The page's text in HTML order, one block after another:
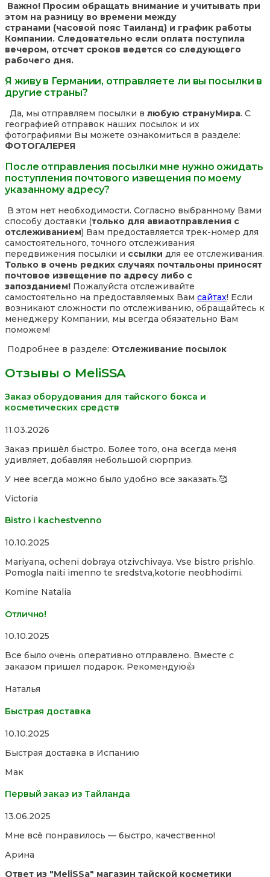
Важно! Просим обращать внимание и учитывать при
этом на разницу во времени между
странами (часовой пояс Таиланд) и график работы
Компании. Следовательно если оплата поступила
вечером, отсчет сроков ведется со следующего
рабочего дня.
Я живу в Германии, отправляете ли вы посылки в
другие страны?
Да, мы отправляем посылки в любую странуМира. С
географией отправок наших посылок и их
фотографиями Вы можете ознакомиться в разделе:
ФОТОГАЛЕРЕЯ
После отправления посылки мне нужно ожидать
поступления почтового извещения по моему
указанному адресу?
В этом нет необходимости. Согласно выбранному Вами
способу доставки (только для авиаотправления с
отслеживанием) Вам предоставляется трек-номер для
самостоятельного, точного отслеживания
передвижения посылки и ссылки для ее отслеживания.
Только в очень редких случаях почтальоны приносят
почтовое извещение по адресу либо с
запозданием! Пожалуйста отслеживайте
самостоятельно на предоставляемых Вам сайтах! Если
возникают сложности по отслеживанию, обращайтесь к
менеджеру Компании, мы всегда обязательно Вам
поможем!
Подробнее в разделе: Отслеживание посылок
Отзывы о MeliSSA
Заказ оборудования для тайского бокса и
косметических средств
Rated
out
of
11.03.2026
Заказ пришёл быстро. Более того, она всегда меня
удивляет, добавляя небольшой сюрприз.
У нее всегда можно было удобно все заказать.🥰
Victoria
Bistro i kachestvenno
Rated
out
of
10.10.2025
Mariyana, ocheni dobraya otzivchivaya. Vse bistro prishlo.
Pomogla naiti imenno te sredstva,kotorie neobhodimi.
Komine Natalia
Отлично!
Rated
out
of
10.10.2025
Все было очень оперативно отправлено. Вместе с
заказом пришел подарок. Рекомендую👍
Наталья
Быстрая доставка
Rated
out
5
10.10.2025
Быстрая доставка в Испанию
Мак
Первый заказ из Тайланда
Rated
out
5
13.06.2025
Мне всё понравилось — быстро, качественно!
Арина
Ответ из "MeliSSa" магазин тайской косметики